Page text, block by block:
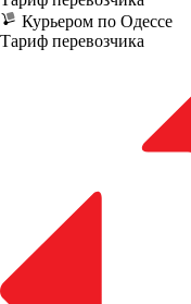
Курьером по Одессе
Тариф перевозчика